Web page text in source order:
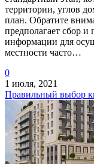
территории, углов
план. Обратите
предполагает сбор и
информации для
местности часто…
0
1 июля, 2021
Правильный выбор